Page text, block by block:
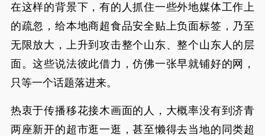
在这样的背景下，有的人抓住一些外地媒体工作上
的疏忽，给本地商超食品安全贴上负面标签，乃至
无限放大，上升到攻击整个山东、整个山东人的层
面。这些说法彼此借力，仿佛一张早就铺好的网，
只等一个话题落进来。
热衷于传播移花接木画面的人，大概率没有到济青
两座新开的超市逛一逛，甚至懒得去当地的同类超